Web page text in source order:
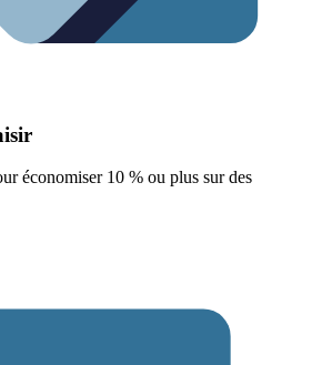
économiser 10 % ou plus sur des